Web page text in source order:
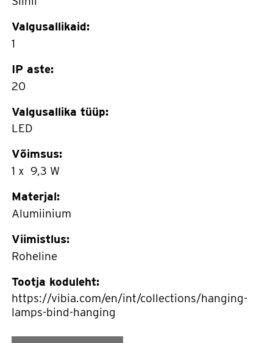
Valgusallikaid:
1
IP aste:
20
Valgusallika tüüp:
LED
Võimsus:
1 x 9,3 W
Materjal:
Alumiinium
Viimistlus:
Roheline
Tootja koduleht:
https://vibia.com/en/int/collections/hanging-
lamps-bind-hanging